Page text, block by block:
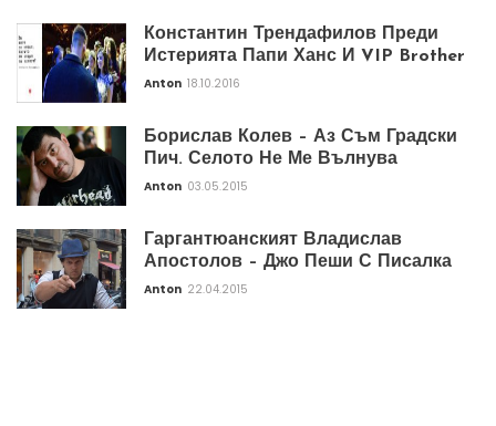
Константин Трендафилов Преди
Истерията Папи Ханс И VIP Brother
Anton 18.10.2016
Борислав Колев – Аз Съм Градски
Пич. Селото Не Ме Вълнува
Anton 03.05.2015
Гаргантюанският Владислав
Апостолов – Джо Пеши С Писалка
Anton 22.04.2015